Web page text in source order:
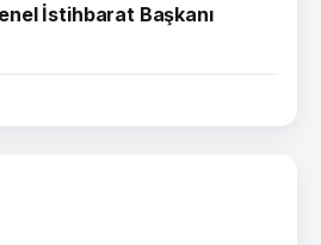
İstihbarat Başkanı